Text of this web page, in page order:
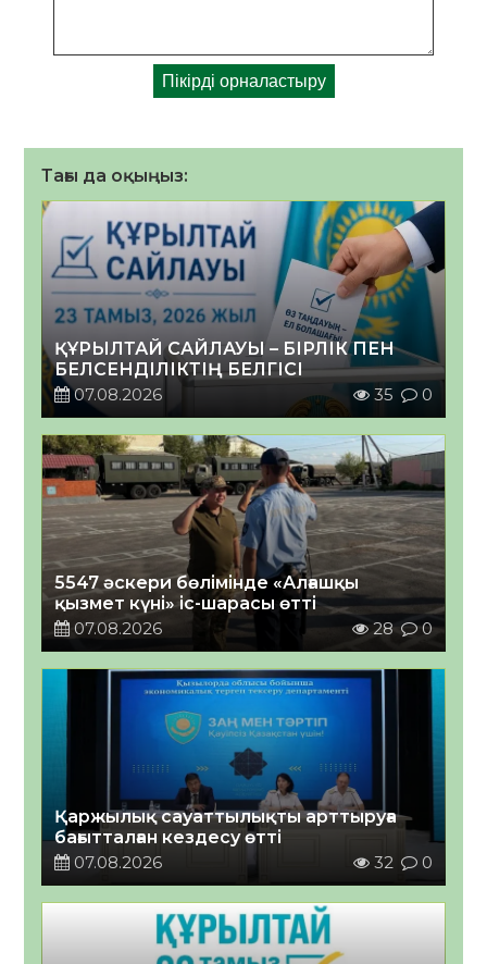
Тағы да оқыңыз:
ҚҰРЫЛТАЙ САЙЛАУЫ – БІРЛІК ПЕН
БЕЛСЕНДІЛІКТІҢ БЕЛГІСІ
07.08.2026
35 0
5547 әскери бөлімінде «Алғашқы
қызмет күні» іс-шарасы өтті
07.08.2026
28 0
Қаржылық сауаттылықты арттыруға
бағытталған кездесу өтті
07.08.2026
32 0